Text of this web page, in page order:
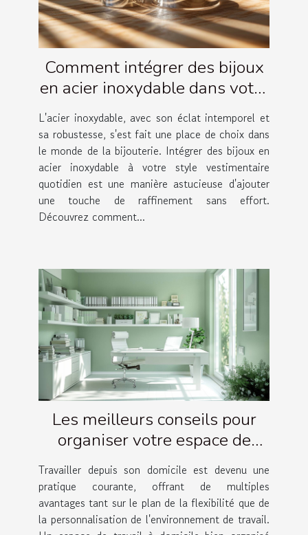
Comment intégrer des bijoux
en acier inoxydable dans votre
garde-robe quotidienne
L'acier inoxydable, avec son éclat intemporel et
sa robustesse, s'est fait une place de choix dans
le monde de la bijouterie. Intégrer des bijoux en
acier inoxydable à votre style vestimentaire
quotidien est une manière astucieuse d'ajouter
une touche de raffinement sans effort.
Découvrez comment...
Les meilleurs conseils pour
organiser votre espace de
travail à domicile
Travailler depuis son domicile est devenu une
pratique courante, offrant de multiples
avantages tant sur le plan de la flexibilité que de
la personnalisation de l'environnement de travail.